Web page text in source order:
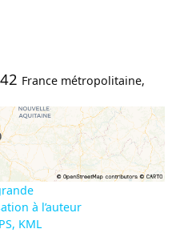
France métropolitaine,
à l’auteur
KML